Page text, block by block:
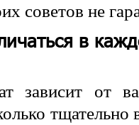
советов не
в
зависит от